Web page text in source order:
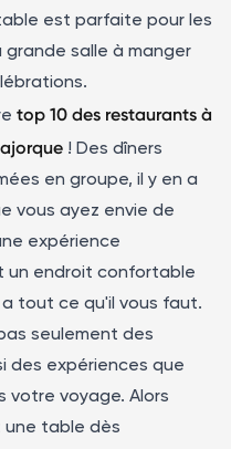
est parfaite pour les
grande salle à manger
top 10 des restaurants à
! Des dîners
en groupe, il y en a
vous ayez envie de
expérience
un endroit confortable
a tout ce qu'il vous faut.
seulement des
des expériences que
votre voyage. Alors
une table dès